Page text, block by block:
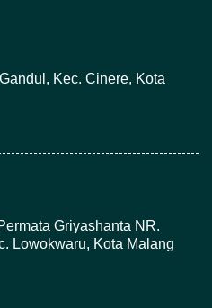
Kec. Cinere, Kota
Griyashanta NR.
Lowokwaru, Kota Malang